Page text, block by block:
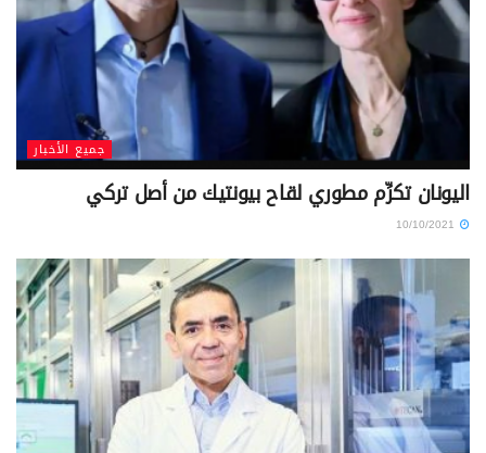
جميع الأخبار
اليونان تكرِّم مطوري لقاح بيونتيك من أصل تركي